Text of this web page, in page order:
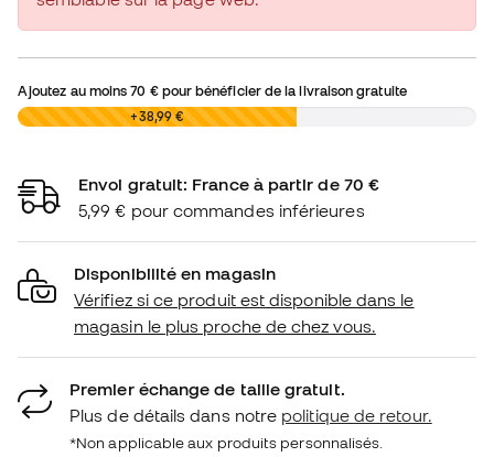
Ajoutez au moins70 €pour bénéficier de la livraison gratuite
0,00 € +38,99 €
Envoi gratuit: France à partir de 70 €
5,99 € pour commandes inférieures
Disponibilité en magasin
Vérifiez si ce produit est disponible dans le
magasin le plus proche de chez vous.
Premier échange de taille gratuit.
Plus de détails dans notre politique de retour.
*Non applicable aux produits personnalisés.